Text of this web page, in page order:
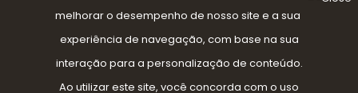
melhorar o desempenho de nosso site e a sua
experiência de navegação, com base na sua
interação para a personalização de conteúdo.
Ao utilizar este site, você concorda com o uso